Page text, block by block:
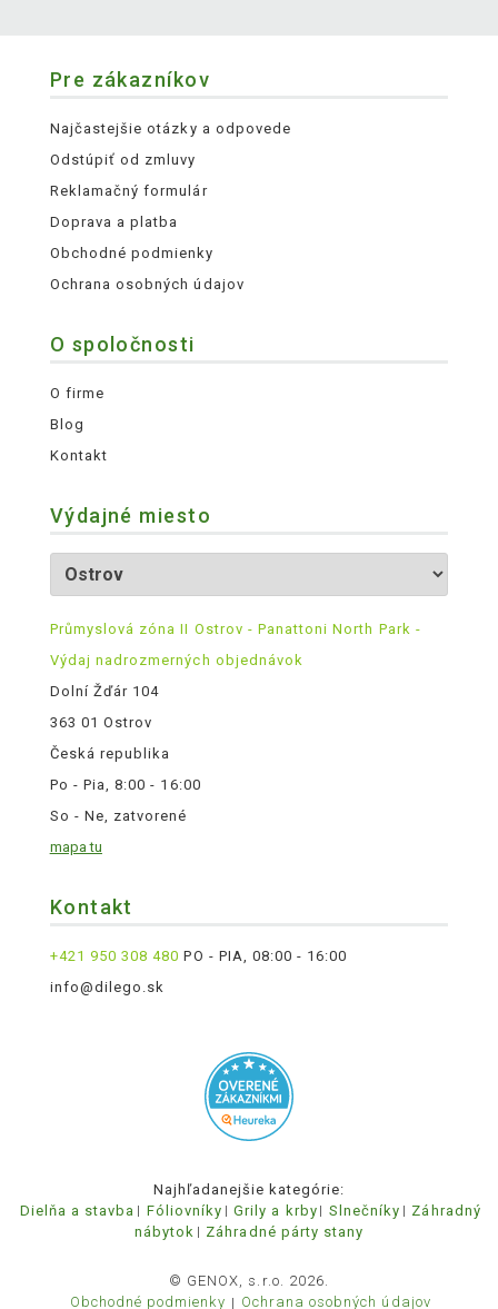
Pre zákazníkov
Najčastejšie otázky a odpovede
Odstúpiť od zmluvy
Reklamačný formulár
Doprava a platba
Obchodné podmienky
Ochrana osobných údajov
O spoločnosti
O firme
Blog
Kontakt
Výdajné miesto
Průmyslová zóna II Ostrov - Panattoni North Park -
Výdaj nadrozmerných objednávok
Dolní Žďár 104
363 01 Ostrov
Česká republika
Po - Pia, 8:00 - 16:00
So - Ne, zatvorené
mapa tu
Kontakt
+421 950 308 480 PO - PIA, 08:00 - 16:00
info@dilego.sk
Najhľadanejšie kategórie:
Dielňa a stavba
Fóliovníky Grily a krby Slnečníky
Záhradný
nábytok
Záhradné párty stany
© GENOX, s.r.o. 2026.
Obchodné podmienky
Ochrana osobných údajov